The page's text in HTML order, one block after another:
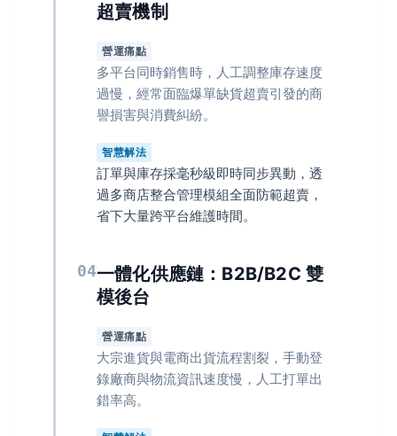
超賣機制
營運痛點
多平台同時銷售時，人工調整庫存速度
過慢，經常面臨爆單缺貨超賣引發的商
譽損害與消費糾紛。
智慧解法
訂單與庫存採毫秒級即時同步異動，透
過多商店整合管理模組全面防範超賣，
省下大量跨平台維護時間。
04一體化供應鏈：B2B/B2C 雙
模後台
營運痛點
大宗進貨與電商出貨流程割裂，手動登
錄廠商與物流資訊速度慢，人工打單出
錯率高。